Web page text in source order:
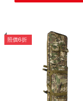
照價6折